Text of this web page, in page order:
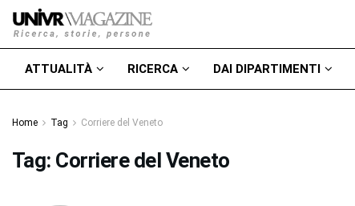
ATTUALITÀ RICERCA DAI DIPARTIMENTI
Home Tag Corriere del Veneto
Tag: Corriere del Veneto